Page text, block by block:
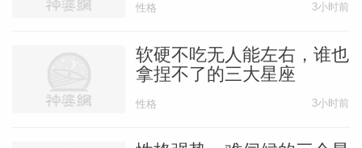
性格 3小时前
软硬不吃无人能左右，谁也
拿捏不了的三大星座
性格 3小时前